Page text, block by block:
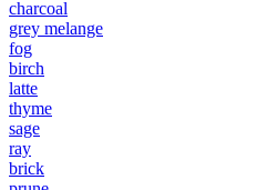
charcoal
grey melange
fog
birch
latte
thyme
sage
ray
brick